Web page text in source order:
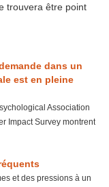
trouvera être point
dans un
est en pleine
Association
Impact Survey montrent
et des pressions à un